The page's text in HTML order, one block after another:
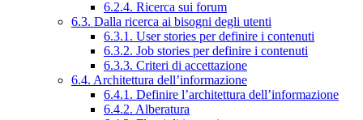
6.2.4. Ricerca sui forum
6.3. Dalla ricerca ai bisogni degli utenti
6.3.1. User stories per definire i contenuti
6.3.2. Job stories per definire i contenuti
6.3.3. Criteri di accettazione
6.4. Architettura dell’informazione
6.4.1. Definire l’architettura dell’informazione
6.4.2. Alberatura